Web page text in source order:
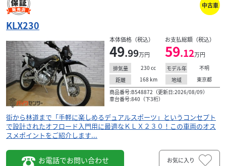
中古車
KLX230
本体価格（税込）
49.99万円
お支払総額（税込）
59.12万円
排気量 230 cc モデル年
不明
距離
168 km 地域
東京都
商品番号:B548872（更新日:2026/08/09）
車台番号:840（下3桁）
街から林道まで「手軽に楽しめるデュアルスポーツ」というコンセプト
で設計されたオフロード入門用に最適なＫＬＸ２３０！この車両のオス
スメポイントをご紹介します...
お電話でお問い合わせ お気に入り